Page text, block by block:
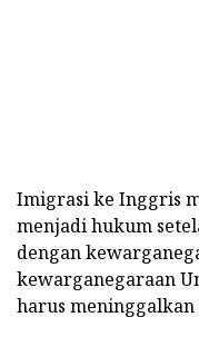
Imigrasi ke Inggris
menjadi hukum
dengan
kewarganegaraan
harus